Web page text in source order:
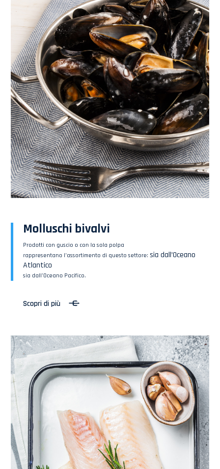
Molluschi bivalvi
Prodotti con guscio o con la sola polpa
rappresentano l’assortimento di questo settore:sia dall’Oceano
Atlantico
sia dall’Oceano Pacifico.
Scopri di più